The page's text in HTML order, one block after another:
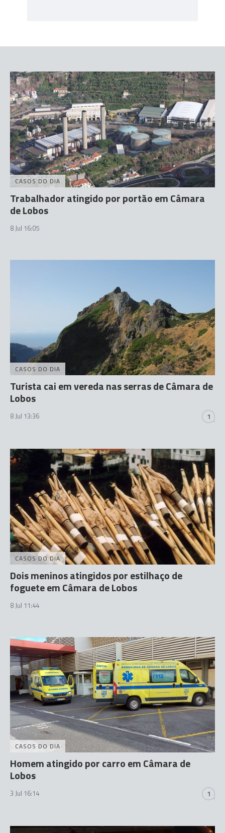
CASOS DO DIA
Trabalhador atingido por portão em Câmara
de Lobos
8 Jul 16:05
CASOS DO DIA
Turista cai em vereda nas serras de Câmara de
Lobos
8 Jul 13:36 1
CASOS DO DIA
Dois meninos atingidos por estilhaço de
foguete em Câmara de Lobos
8 Jul 11:44
CASOS DO DIA
Homem atingido por carro em Câmara de
Lobos
3 Jul 16:14 1